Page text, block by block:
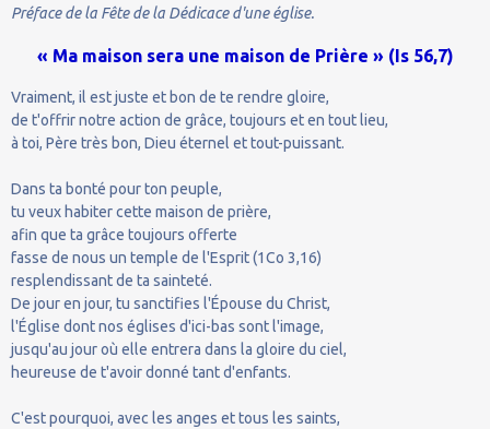
Préface de la Fête de la Dédicace d'une église.
« Ma maison sera une maison de Prière » (Is 56,7)
Vraiment, il est juste et bon de te rendre gloire,
de t'offrir notre action de grâce, toujours et en tout lieu,
à toi, Père très bon, Dieu éternel et tout-puissant.
Dans ta bonté pour ton peuple,
tu veux habiter cette maison de prière,
afin que ta grâce toujours offerte
fasse de nous un temple de l'Esprit (1Co 3,16)
resplendissant de ta sainteté.
De jour en jour, tu sanctifies l'Épouse du Christ,
l'Église dont nos églises d'ici-bas sont l'image,
jusqu'au jour où elle entrera dans la gloire du ciel,
heureuse de t'avoir donné tant d'enfants.
C'est pourquoi, avec les anges et tous les saints,